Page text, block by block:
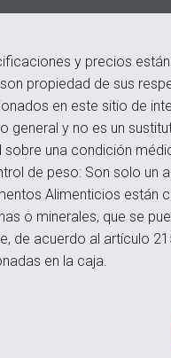
y precios
propiedad de sus
en este sitio de
y no es un
una condición
de peso: Son solo un
Alimenticios están
o minerales, que se
acuerdo al artículo
en la caja.